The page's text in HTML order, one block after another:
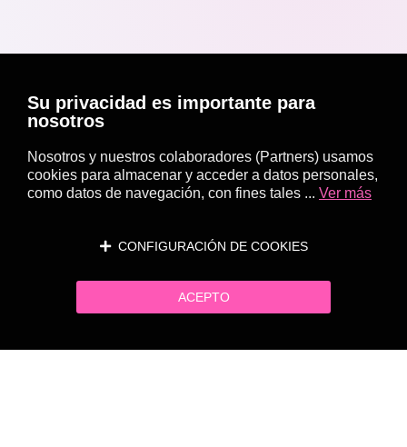
Su privacidad es importante para
nosotros
Nosotros y nuestros colaboradores (Partners) usamos
cookies para almacenar y acceder a datos personales,
como datos de navegación, con fines tales ... Ver más
CONFIGURACIÓN DE COOKIES
ACEPTO